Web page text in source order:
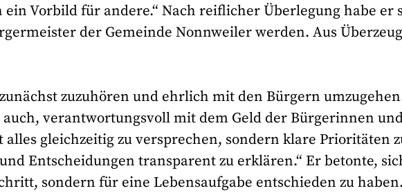
Vorbild für andere.“ Nach reiflicher Überlegung habe er
der Gemeinde Nonnweiler werden. Aus
zuzuhören und ehrlich mit den Bürgern
verantwortungsvoll mit dem Geld der Bürgerinnen
alles gleichzeitig zu versprechen, sondern klare Prioritäten
Entscheidungen transparent zu erklären.“ Er betonte,
sondern für eine Lebensaufgabe entschieden zu haben.